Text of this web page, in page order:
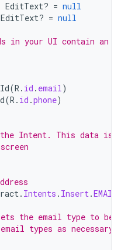
EditText? = null
EditText? = null
in your UI contain an
(R . id . email)
(R . id .phone)
Intent. This data is
. Intents . Insert.EMAIL
the email type to be
types as necessary.